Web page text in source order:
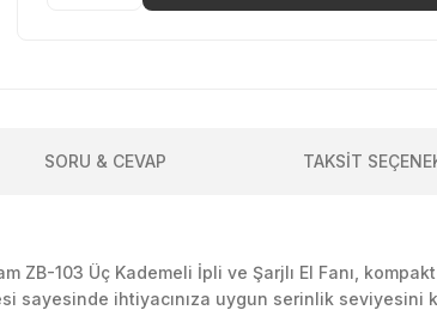
SORU & CEVAP TAKSİT
ZB-103 Üç Kademeli İpli ve Şarjlı El Fanı,
sayesinde ihtiyacınıza uygun serinlik